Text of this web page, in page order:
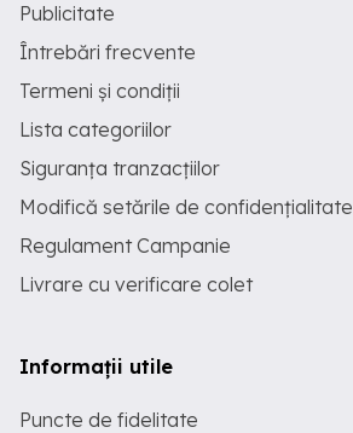
Publicitate
Întrebări frecvente
Termeni și condiții
Lista categoriilor
Siguranța tranzacțiilor
Modifică setările de confidențialitate
Regulament Campanie
Livrare cu verificare colet
Informații utile
Puncte de fidelitate